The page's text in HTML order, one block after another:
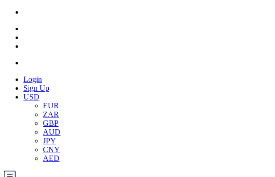
Login
Sign Up
USD
EUR
ZAR
GBP
AUD
JPY
CNY
AED